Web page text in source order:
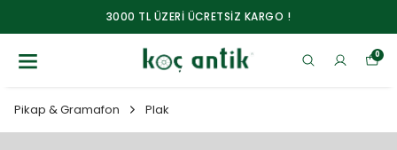
3000 TL ÜZERİ ÜCRETSİZ KARGO !
0
Pikap & Gramafon Plak